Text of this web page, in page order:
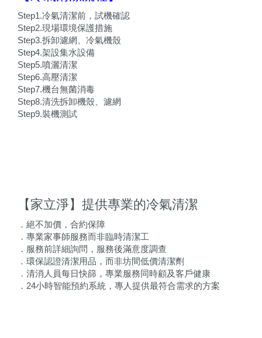
Step1.冷氣清潔前，試機確認
Step2.現場環境保護措施
Step3.拆卸濾網、冷氣機殼
Step4.架設集水設備
Step5.噴灑清潔
Step6.高壓清潔
Step7.機台無菌消毒
Step8.清洗拆卸機殼、濾網
Step9.裝機測試
【家立淨】提供專業的冷氣清潔
．絕不加價，合約保障
．專業家事師服務而非臨時清潔工
．服務前詳細詢問，服務後滿意度調查
．環保認證清潔用品，而非坊間低價清潔劑
．清消人員每日快篩，專業服務同時顧及客戶健康
．24小時智能預約系統，專人提供最符合需求的方案